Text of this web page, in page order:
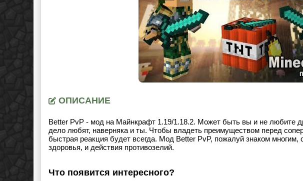
ОПИСАНИЕ
Better PvP - мод на Майнкрафт 1.19/1.18.2. Может быть вы и не любите
дело любят, наверняка и ты. Чтобы владеть преимуществом перед
быстрая реакция будет всегда. Мод Better PvP, пожалуй знаком
здоровья, и действия противозелий.
Что появится интересного?